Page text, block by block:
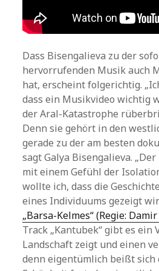
Dass Bisengalieva zu der
hervorrufenden Musik auch
hat, erscheint folgerichtig.
dass ein Musikvideo wichtig
der Aral-Katastrophe
Denn sie gehört in den
gerade zu der am besten
sagt Galya Bisengalieva.
mit einem Gefühl der
wollte ich, dass die
eines Individuums gezeigt
„Barsa-Kelmes“ (Regie:
Track „Kantubek“ gibt es ein
Landschaft zeigt und einen
denn eigentümlich beißt sich